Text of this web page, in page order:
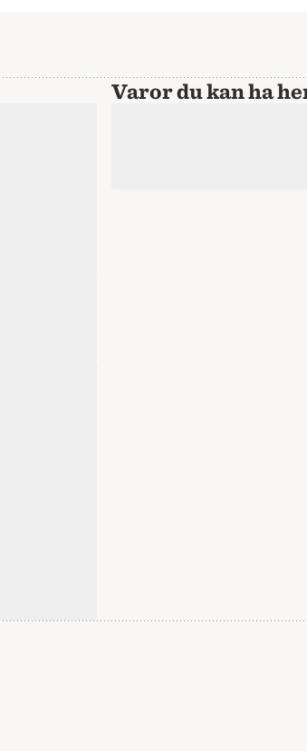
Varor du kan ha